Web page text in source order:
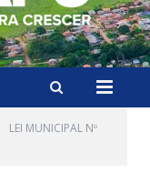
LEI MUNICIPAL Nº